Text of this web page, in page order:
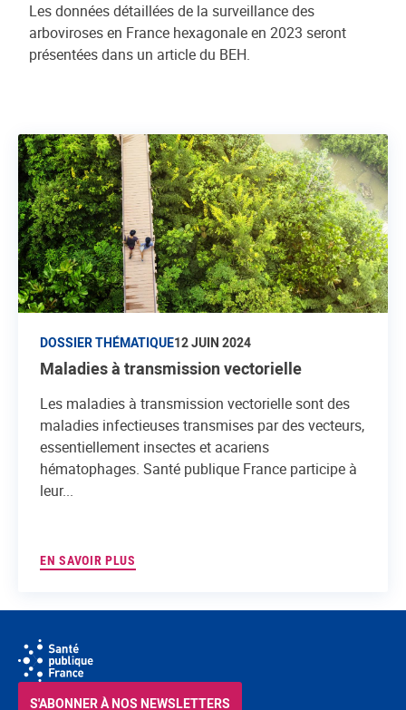
Les données détaillées de la surveillance des
arboviroses en France hexagonale en 2023 seront
présentées dans un article du BEH.
DOSSIER THÉMATIQUE12 JUIN 2024
Maladies à transmission vectorielle
Les maladies à transmission vectorielle sont des
maladies infectieuses transmises par des vecteurs,
essentiellement insectes et acariens
hématophages. Santé publique France participe à
leur...
EN SAVOIR PLUS
S'ABONNER À NOS NEWSLETTERS